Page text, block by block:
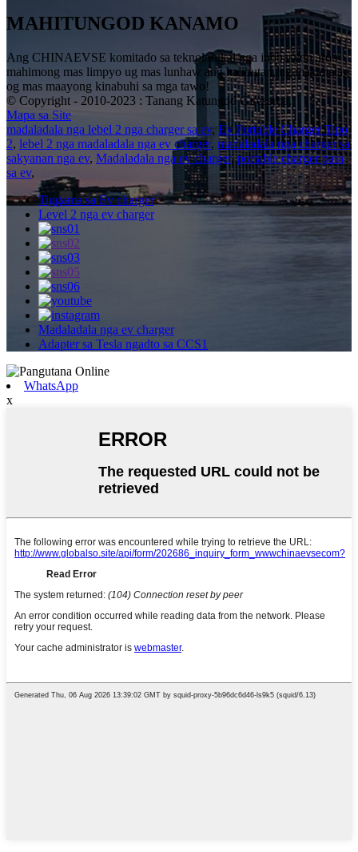
MAHITUNGOD KANAMO
Ang CHINAEVSE komitado sa teknolohikal nga inobasyon aron
mahimong mas limpyo ug mas lunhaw ang kalibutan, ug makahatag
og mas maayong kinabuhi sa mga tawo!
© Copyright - 2010-2023 : Tanang Katungod Gireserba.
Mapa sa Site
madaladala nga lebel 2 nga charger sa ev, Ev Portable Charger Tipo
2, lebel 2 nga madaladala nga ev charger, madaladala nga charger sa
sakyanan nga ev, Madaladala nga ev charger,portable charger para
sa ev,
Tiggama sa Ev charger
Level 2 nga ev charger
Madaladala nga ev charger
Adapter sa Tesla ngadto sa CCS1
WhatsApp
x